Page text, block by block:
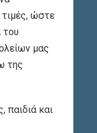
ώστε
του
μας
της
παιδιά και